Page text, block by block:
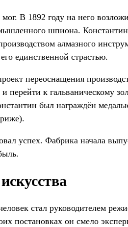
В 1892 году на него
шпиона.
алмазного
единственной страстью.
переоснащения
перейти к гальваническому
был награждён
успех. Фабрика начала
стал руководителем
постановках он смело